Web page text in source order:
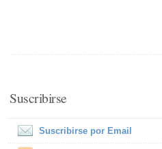
Suscribirse
Suscribirse por Email